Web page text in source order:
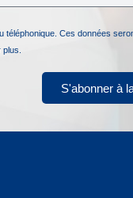
Ces données
S'abonner à